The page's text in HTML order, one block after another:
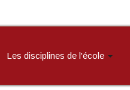
Les disciplines de l'école